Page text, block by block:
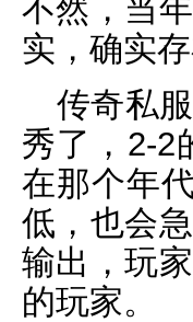
不然，当
实，确实
传奇私
秀了，2-2
在那个年
低，也会
输出，玩
的玩家。